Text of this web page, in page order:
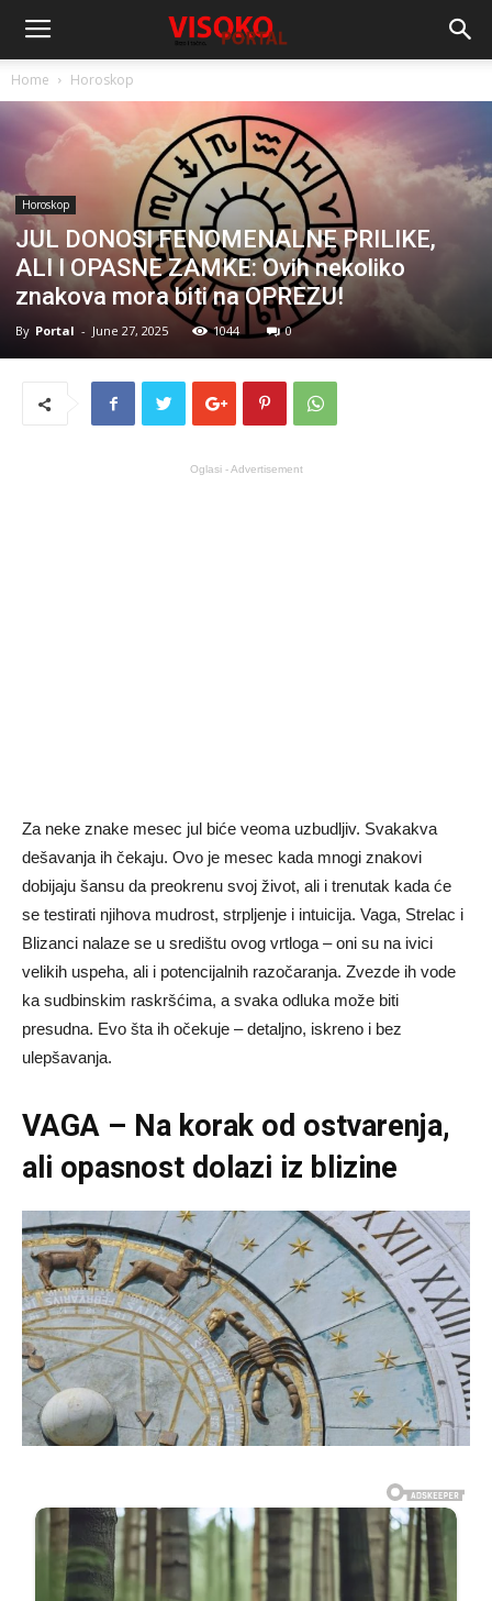
Home Horoskop
Horoskop
JUL DONOSI FENOMENALNE PRILIKE,
ALI I OPASNE ZAMKE: Ovih nekoliko
znakova mora biti na OPREZU!
By Portal - June 27, 2025 1044 0
Oglasi - Advertisement
Za neke znake mesec jul biće veoma uzbudljiv. Svakakva
dešavanja ih čekaju. Ovo je mesec kada mnogi znakovi
dobijaju šansu da preokrenu svoj život, ali i trenutak kada će
se testirati njihova mudrost, strpljenje i intuicija. Vaga, Strelac i
Blizanci nalaze se u središtu ovog vrtloga – oni su na ivici
velikih uspeha, ali i potencijalnih razočaranja. Zvezde ih vode
ka sudbinskim raskršćima, a svaka odluka može biti
presudna. Evo šta ih očekuje – detaljno, iskreno i bez
ulepšavanja.
VAGA – Na korak od ostvarenja,
ali opasnost dolazi iz blizine